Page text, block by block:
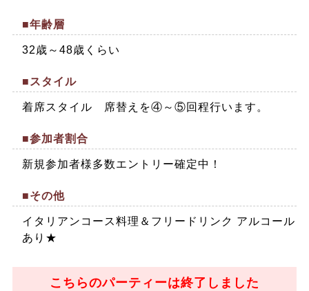
■年齢層
32歳～48歳くらい
■スタイル
着席スタイル 席替えを④～⑤回程行います。
■参加者割合
新規参加者様多数エントリー確定中！
■その他
イタリアンコース料理＆フリードリンク アルコール
あり★
こちらのパーティーは終了しました